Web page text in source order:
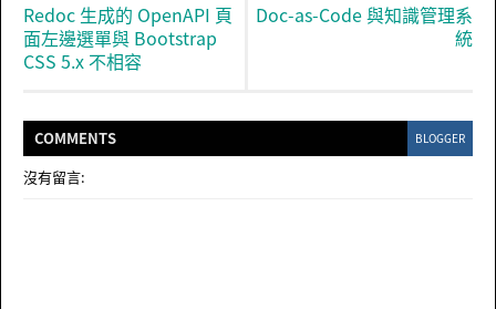
Doc-as-Code 與知識管理系
統
Redoc 生成的 OpenAPI 頁
面左邊選單與 Bootstrap
CSS 5.x 不相容
COMMENTS BLOGGER
沒有留言: